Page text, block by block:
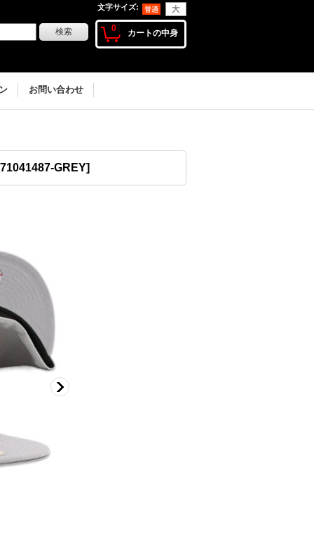
文字サイズ:
0 カートの中身
お問い合わせ
71041487-GREY]